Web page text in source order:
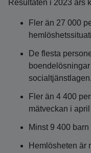
Resultaten i 2023 års
Fler än 27 000
De flesta
socialtjänstlagen.
Fler än 4 400
mätveckan i
Minst 9 400
Hemlösheten är